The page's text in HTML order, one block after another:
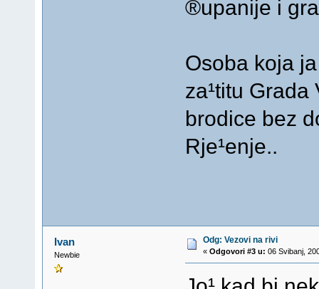
®upanije i
Osoba koja
za¹titu
brodice bez
Rje¹enje..
Ivan
Newbie
Odg: Vezovi na rivi
« Odgovori #3 u: 06 Svibanj,